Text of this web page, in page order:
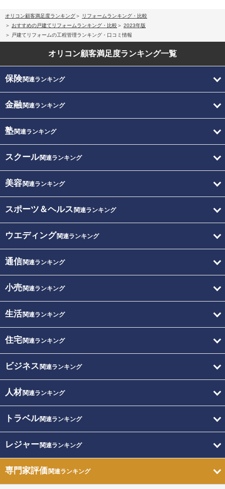
オリコン顧客満足度ランキング
リフォームランキング・比較
おすすめの戸建てリフォームランキング・比較
2023年版
戸建てリフォームの工程管理ランキング・口コミ情報
オリコン顧客満足度ランキング一覧
保険関連ランキング
金融関連ランキング
塾関連ランキング
スクール関連ランキング
美容関連ランキング
スポーツ＆ヘルス 関連ランキング
ウエディング関連ランキング
通信関連ランキング
小売関連ランキング
生活関連ランキング
住宅関連ランキング
ビジネス 関連ランキング
人材関連ランキング
トラベル関連ランキング
レジャー関連ランキング
専門家評価関連ランキング